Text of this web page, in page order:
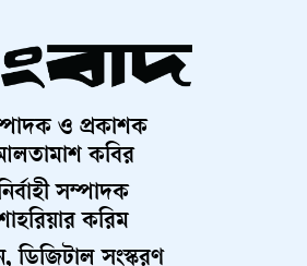
ও প্রকাশক
কবির
সম্পাদক
করিম
ডিজিটাল সংস্করণ